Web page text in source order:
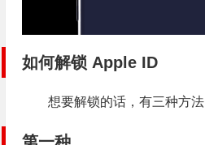
如何解锁 Apple ID
想要解锁的话，有三种方法
第一种